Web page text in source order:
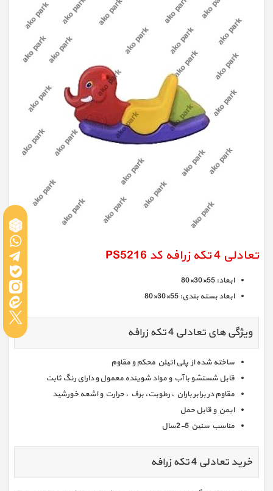
تعادلی 4 تکه زرافه کد PS5216
ابعاد: 55×30×80
ابعاد بسته بندی: 55×30×80
ویژگی های تعادلی 4 تکه زرافه
ساخته شده از پلی اتیلن محکم و مقاوم
قابل شستشو با آب و مواد شوینده معمول و دارای رنگ ثابت
مقاوم در برابر باران ، رطوبت، برف ، حرارت و اشعه خورشید
ایمن و قابل حمل
مناسب سنین 5-2سال
خرید تعادلی 4 تکه زرافه